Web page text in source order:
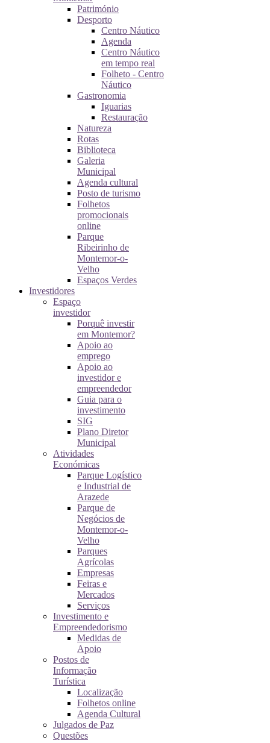
Património
Desporto
Centro Náutico
Agenda
Centro Náutico
em tempo real
Folheto - Centro
Náutico
Gastronomia
Iguarias
Restauração
Natureza
Rotas
Biblioteca
Galeria
Municipal
Agenda cultural
Posto de turismo
Folhetos
promocionais
online
Parque
Ribeirinho de
Montemor-o-
Velho
Espaços Verdes
Investidores
Espaço
investidor
Porquê investir
em Montemor?
Apoio ao
emprego
Apoio ao
investidor e
empreendedor
Guia para o
investimento
SIG
Plano Diretor
Municipal
Atividades
Económicas
Parque Logístico
e Industrial de
Arazede
Parque de
Negócios de
Montemor-o-
Velho
Parques
Agrícolas
Empresas
Feiras e
Mercados
Serviços
Investimento e
Empreendedorismo
Medidas de
Apoio
Postos de
Informação
Turística
Localização
Folhetos online
Agenda Cultural
Julgados de Paz
Questões